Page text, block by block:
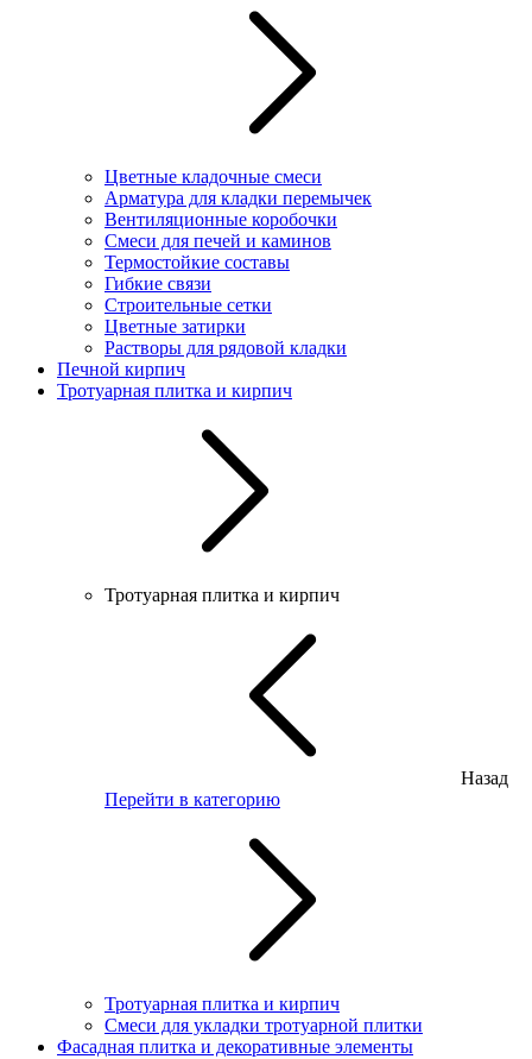
Цветные кладочные смеси
Арматура для кладки перемычек
Вентиляционные коробочки
Смеси для печей и каминов
Термостойкие составы
Гибкие связи
Строительные сетки
Цветные затирки
Растворы для рядовой кладки
Печной кирпич
Тротуарная плитка и кирпич
Тротуарная плитка и кирпич
Назад
Перейти в категорию
Тротуарная плитка и кирпич
Смеси для укладки тротуарной плитки
Фасадная плитка и декоративные элементы